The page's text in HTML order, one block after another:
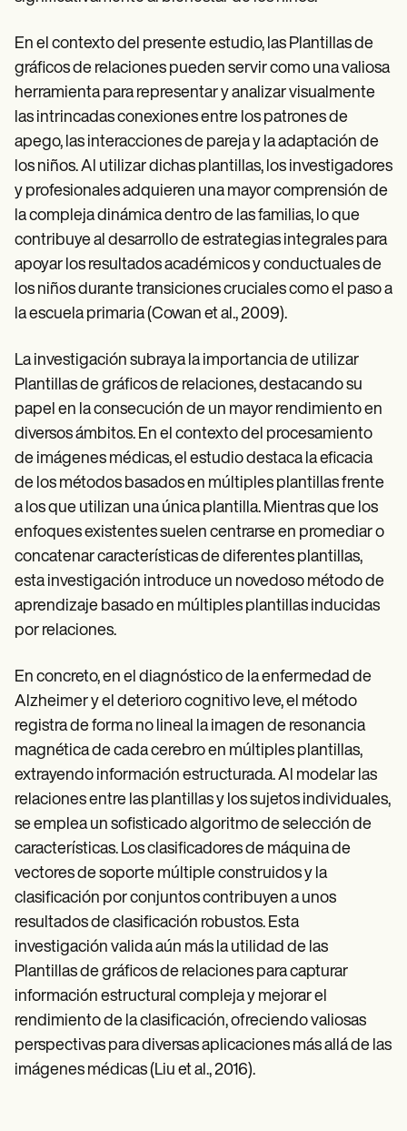
En el contexto del presente estudio, las Plantillas de
gráficos de relaciones pueden servir como una valiosa
herramienta para representar y analizar visualmente
las intrincadas conexiones entre los patrones de
apego, las interacciones de pareja y la adaptación de
los niños. Al utilizar dichas plantillas, los investigadores
y profesionales adquieren una mayor comprensión de
la compleja dinámica dentro de las familias, lo que
contribuye al desarrollo de estrategias integrales para
apoyar los resultados académicos y conductuales de
los niños durante transiciones cruciales como el paso a
la escuela primaria (Cowan et al., 2009).
La investigación subraya la importancia de utilizar
Plantillas de gráficos de relaciones, destacando su
papel en la consecución de un mayor rendimiento en
diversos ámbitos. En el contexto del procesamiento
de imágenes médicas, el estudio destaca la eficacia
de los métodos basados en múltiples plantillas frente
a los que utilizan una única plantilla. Mientras que los
enfoques existentes suelen centrarse en promediar o
concatenar características de diferentes plantillas,
esta investigación introduce un novedoso método de
aprendizaje basado en múltiples plantillas inducidas
por relaciones.
En concreto, en el diagnóstico de la enfermedad de
Alzheimer y el deterioro cognitivo leve, el método
registra de forma no lineal la imagen de resonancia
magnética de cada cerebro en múltiples plantillas,
extrayendo información estructurada. Al modelar las
relaciones entre las plantillas y los sujetos individuales,
se emplea un sofisticado algoritmo de selección de
características. Los clasificadores de máquina de
vectores de soporte múltiple construidos y la
clasificación por conjuntos contribuyen a unos
resultados de clasificación robustos. Esta
investigación valida aún más la utilidad de las
Plantillas de gráficos de relaciones para capturar
información estructural compleja y mejorar el
rendimiento de la clasificación, ofreciendo valiosas
perspectivas para diversas aplicaciones más allá de las
imágenes médicas (Liu et al., 2016).